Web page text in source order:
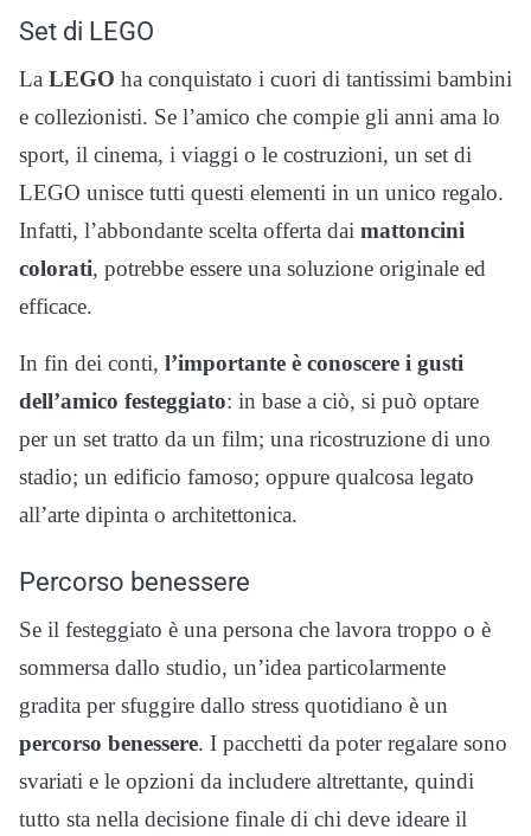
Set di LEGO
La LEGO ha conquistato i cuori di tantissimi bambini
e collezionisti. Se l’amico che compie gli anni ama lo
sport, il cinema, i viaggi o le costruzioni, un set di
LEGO unisce tutti questi elementi in un unico regalo.
Infatti, l’abbondante scelta offerta dai mattoncini
colorati, potrebbe essere una soluzione originale ed
efficace.
In fin dei conti, l’importante è conoscere i gusti
dell’amico festeggiato: in base a ciò, si può optare
per un set tratto da un film; una ricostruzione di uno
stadio; un edificio famoso; oppure qualcosa legato
all’arte dipinta o architettonica.
Percorso benessere
Se il festeggiato è una persona che lavora troppo o è
sommersa dallo studio, un’idea particolarmente
gradita per sfuggire dallo stress quotidiano è un
percorso benessere. I pacchetti da poter regalare sono
svariati e le opzioni da includere altrettante, quindi
tutto sta nella decisione finale di chi deve ideare il